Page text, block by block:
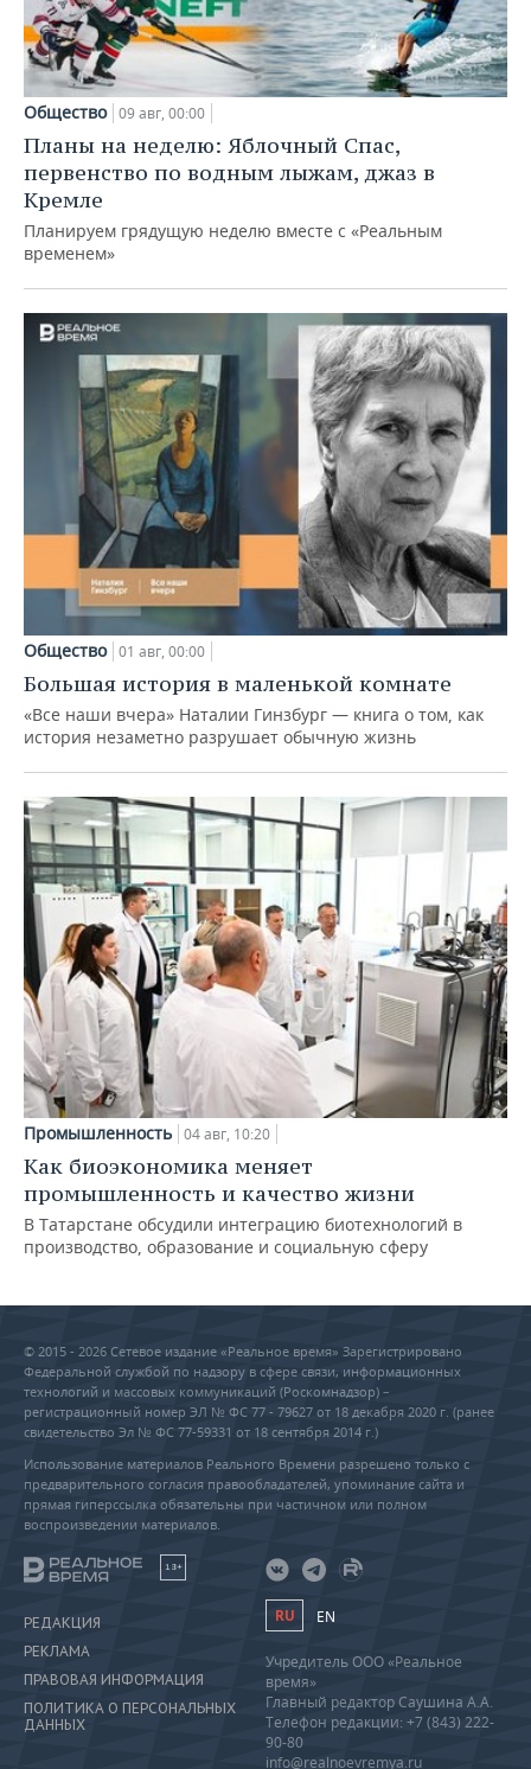
Общество 09 авг, 00:00
Планы на неделю: Яблочный Спас,
первенство по водным лыжам, джаз в
Кремле
Планируем грядущую неделю вместе с «Реальным
временем»
Общество 01 авг, 00:00
Большая история в маленькой комнате
«Все наши вчера» Наталии Гинзбург — книга о том, как
история незаметно разрушает обычную жизнь
Промышленность 04 авг, 10:20
Как биоэкономика меняет
промышленность и качество жизни
В Татарстане обсудили интеграцию биотехнологий в
производство, образование и социальную сферу
© 2015 - 2026 Сетевое издание «Реальное время» Зарегистрировано
Федеральной службой по надзору в сфере связи, информационных
технологий и массовых коммуникаций (Роскомнадзор) –
регистрационный номер ЭЛ № ФС 77 - 79627 от 18 декабря 2020 г. (ранее
свидетельство Эл № ФС 77-59331 от 18 сентября 2014 г.)
Использование материалов Реального Времени разрешено только с
предварительного согласия правообладателей, упоминание сайта и
прямая гиперссылка обязательны при частичном или полном
воспроизведении материалов.
18+
РЕДАКЦИЯ
РЕКЛАМА
ПРАВОВАЯ ИНФОРМАЦИЯ
ПОЛИТИКА О ПЕРСОНАЛЬНЫХ
ДАННЫХ
RU EN
Учредитель ООО «Реальное
время»
Главный редактор Саушина А.А.
Телефон редакции: +7 (843) 222-
90-80
info@realnoevremya.ru